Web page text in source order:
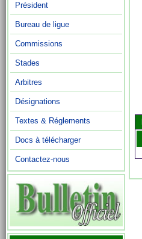
Président
Bureau de ligue
Commissions
Stades
Arbitres
Désignations
Textes & Réglements
Docs à télécharger
Contactez-nous